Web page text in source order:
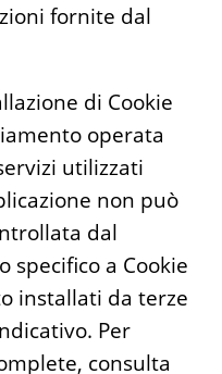
fornite dal
di Cookie
operata
utilizzati
non può
dal
specifico a Cookie
installati da terze
Per
consulta